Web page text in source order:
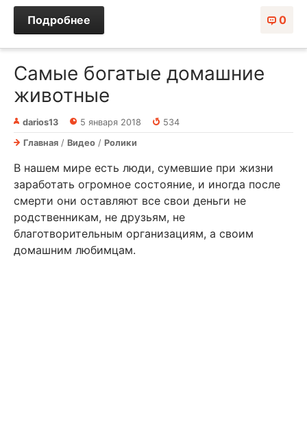
0
Подробнее
Самые богатые домашние
животные
darios13 5 января 2018
534
Главная / Видео / Ролики
В нашем мире есть люди, сумевшие при жизни
заработать огромное состояние, и иногда после
смерти они оставляют все свои деньги не
родственникам, не друзьям, не
благотворительным организациям, а своим
домашним любимцам.